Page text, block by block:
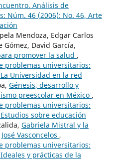
Análisis de
Núm. 46 (2006): No. 46, Arte
Mendoza, Edgar Carlos
Gómez, David García,
promover la salud ,
problemas universitarios:
Universidad en la red
Génesis, desarrollo y
preescolar en México ,
problemas universitarios:
sobre educación
Gabriela Mistral y la
Vasconcelos ,
problemas universitarios:
y prácticas de la